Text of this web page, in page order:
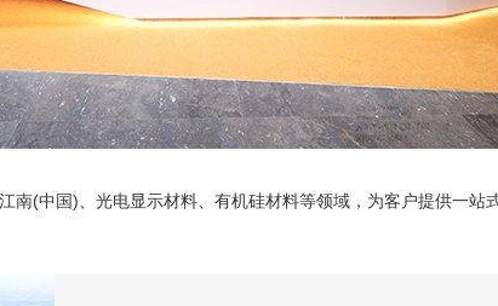
(中国)、光电显示材料、有机硅材料等领域，为客户提供一站